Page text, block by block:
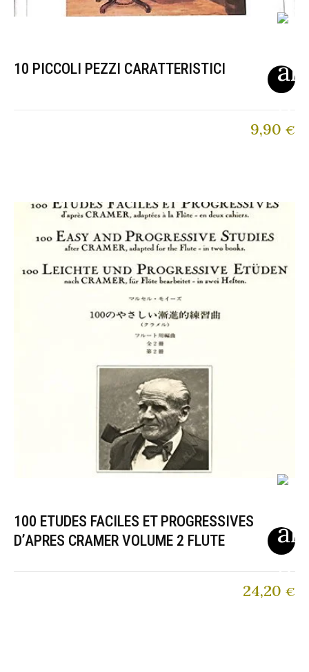
10 PICCOLI PEZZI CARATTERISTICI
9,90 €
100 ETUDES FACILES ET PROGRESSIVES
D’APRES CRAMER VOLUME 2 FLUTE
24,20 €